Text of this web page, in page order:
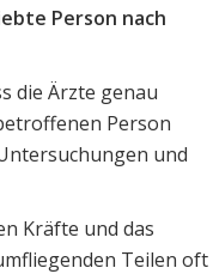
Person nach
die Ärzte genau
Person
und
Kräfte und das
Teilen oft